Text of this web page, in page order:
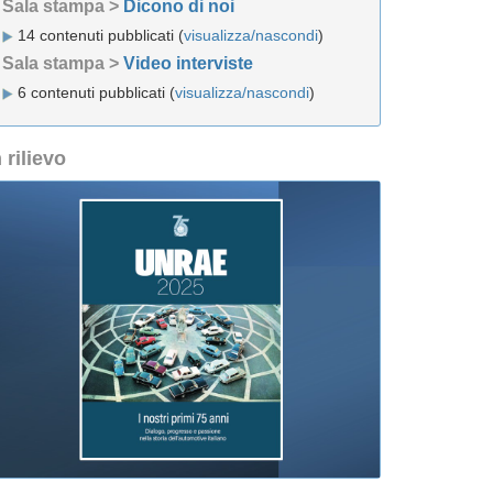
Sala stampa > Dicono di noi
14 contenuti pubblicati (visualizza/nascondi)
Sala stampa > Video interviste
6 contenuti pubblicati (visualizza/nascondi)
rilievo